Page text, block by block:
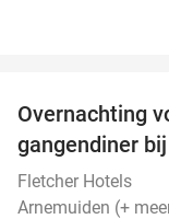
Overnachting
gangendiner
Fletcher Hotels
Arnemuiden (+